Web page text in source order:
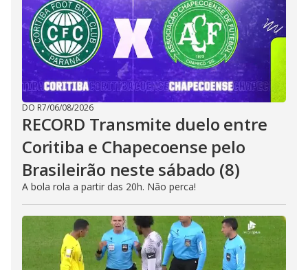
DO R7/06/08/2026
RECORD Transmite duelo entre
Coritiba e Chapecoense pelo
Brasileirão neste sábado (8)
A bola rola a partir das 20h. Não perca!